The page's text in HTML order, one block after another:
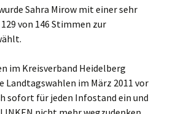
Sahra Mirow mit einer sehr
von 146 Stimmen zur
im Kreisverband Heidelberg
Landtagswahlen im März 2011 vor
sofort für jeden Infostand ein und